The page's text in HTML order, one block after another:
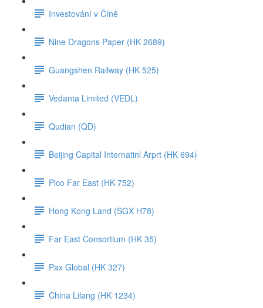
Investování v Číně
Nine Dragons Paper (HK 2689)
Guangshen Railway (HK 525)
Vedanta Limited (VEDL)
Qudian (QD)
Beijing Capital Internatinl Arprt (HK 694)
Pico Far East (HK 752)
Hong Kong Land (SGX H78)
Far East Consortium (HK 35)
Pax Global (HK 327)
China Lilang (HK 1234)